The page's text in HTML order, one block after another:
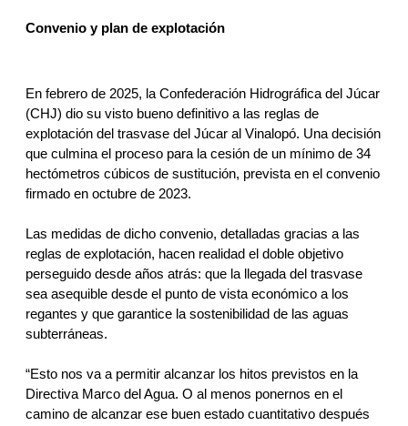
Convenio y plan de explotación
En febrero de 2025, la Confederación Hidrográfica del Júcar
(CHJ) dio su visto bueno definitivo a las reglas de
explotación del trasvase del Júcar al Vinalopó. Una decisión
que culmina el proceso para la cesión de un mínimo de 34
hectómetros cúbicos de sustitución, prevista en el convenio
firmado en octubre de 2023.
Las medidas de dicho convenio, detalladas gracias a las
reglas de explotación, hacen realidad el doble objetivo
perseguido desde años atrás: que la llegada del trasvase
sea asequible desde el punto de vista económico a los
regantes y que garantice la sostenibilidad de las aguas
subterráneas.
“Esto nos va a permitir alcanzar los hitos previstos en la
Directiva Marco del Agua. O al menos ponernos en el
camino de alcanzar ese buen estado cuantitativo después